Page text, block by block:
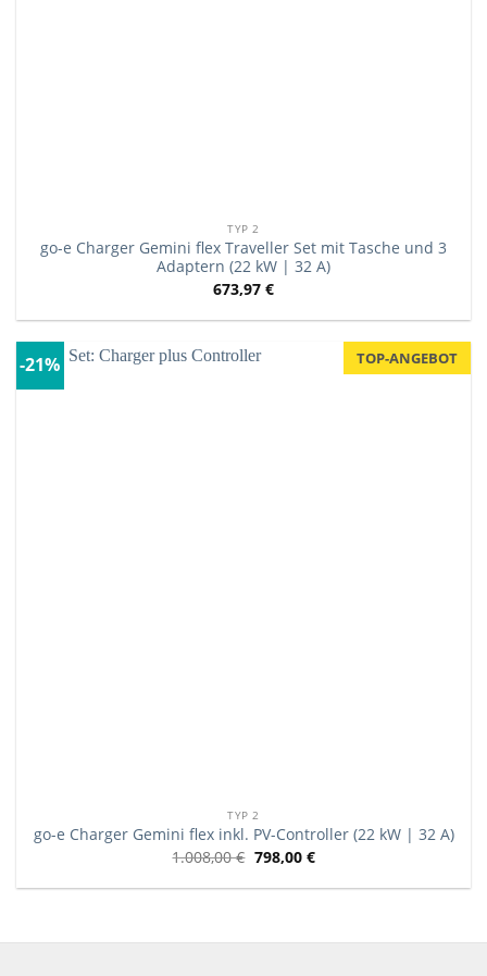
TYP 2
go-e Charger Gemini flex Traveller Set mit Tasche und 3
Adaptern (22 kW | 32 A)
673,97 €
-21% TOP-ANGEBOT
TYP 2
go-e Charger Gemini flex inkl. PV-Controller (22 kW | 32 A)
1.008,00€ 798,00 €